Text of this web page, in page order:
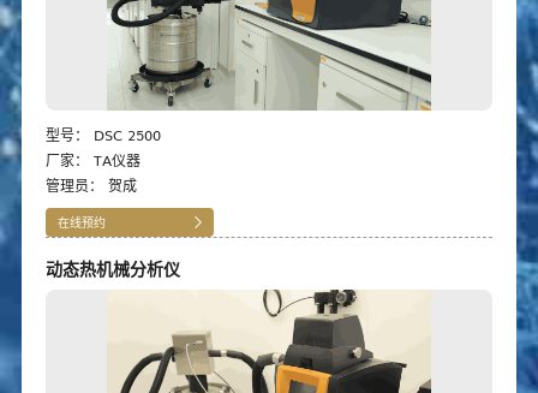
型号： DSC 2500
厂家： TA仪器
管理员： 贺成
在线预约
动态热机械分析仪